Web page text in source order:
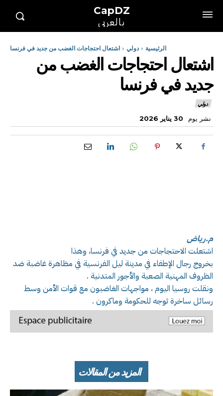
CapDZ
بالعربي
الرئيسية دولي اشتعال احتجاجات الغضب من جديد في فرنسا
اشتعال احتجاجات الغضب من
جديد في فرنسا
دولي
نشر يوم 30 يناير 2026
م.رياض
اشتعلت الاحتجاجات من جديد في فرنسا، وهذا
بخروج رجال الإطفاء في مدينة ليل الفرنسية في مظاهرة غاضبة ضد
الظروف المهنية الصعبة والأجور المتدنية .
ونقلت روسيا اليوم ، مواجهات الغاضبون مع قوات الأمن وسط
رسائل ساخرة توجه للحكومة وماكرون .
المزيد من المقالات